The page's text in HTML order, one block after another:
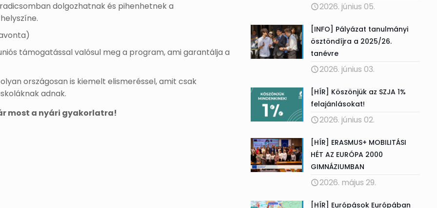
dolgozhatnak és pihenhetnek a
támogatással valósul meg a program, ami garantálja a
országosan is kiemelt elismeréssel, amit csak
adnak.
most a nyári gyakorlatra!
2026. június 05.
[INFO] Pályázat tanulmányi
ösztöndíjra a 2025/26.
tanévre
2026. június 03.
[HÍR] Köszönjük az SZJA 1%
felajánlásokat!
2026. június 02.
[HÍR] ERASMUS+ MOBILITÁSI
HÉT AZ EURÓPA 2000
GIMNÁZIUMBAN
2026. május 29.
[HÍR] Európások Európában